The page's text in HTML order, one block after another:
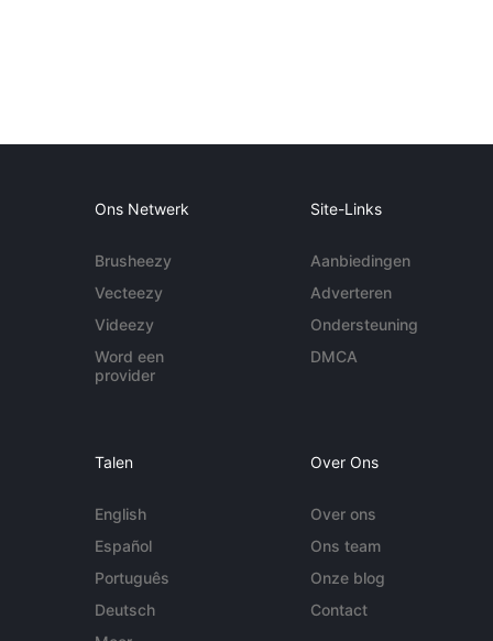
Ons Netwerk
Brusheezy
Vecteezy
Videezy
Word een
provider
Site-Links
Aanbiedingen
Adverteren
Ondersteuning
DMCA
Talen
English
Español
Português
Deutsch
Over Ons
Over ons
Ons team
Onze blog
Contact